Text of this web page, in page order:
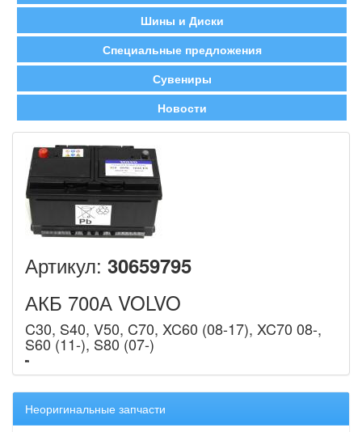
Шины и Диски
Специальные предложения
Сувениры
Новости
Артикул: 30659795
АКБ 700А VOLVO
C30, S40, V50, C70, XC60 (08-17), XC70 08-,
S60 (11-), S80 (07-)
Неоригинальные запчасти